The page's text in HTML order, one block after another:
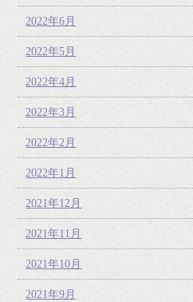
2022年6月
2022年5月
2022年4月
2022年3月
2022年2月
2022年1月
2021年12月
2021年11月
2021年10月
2021年9月